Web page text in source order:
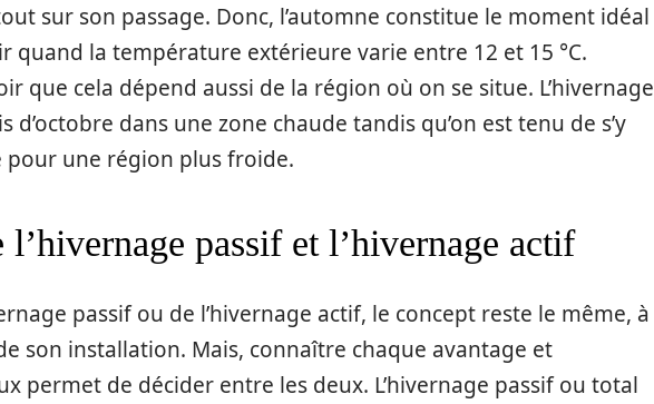
sur son passage. Donc, l’automne constitue le moment idéal
quand la température extérieure varie entre 12 et 15 °C.
que cela dépend aussi de la région où on se situe. L’hivernage
d’octobre dans une zone chaude tandis qu’on est tenu de s’y
pour une région plus froide.
l’hivernage passif et l’hivernage actif
passif ou de l’hivernage actif, le concept reste le même, à
son installation. Mais, connaître chaque avantage et
permet de décider entre les deux. L’hivernage passif ou total